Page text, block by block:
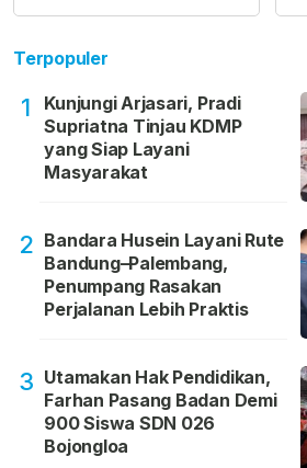
Terpopuler
1
Kunjungi Arjasari, Pradi
Supriatna Tinjau KDMP
yang Siap Layani
Masyarakat
2 Bandara Husein Layani Rute
Bandung–Palembang,
Penumpang Rasakan
Perjalanan Lebih Praktis
3 Utamakan Hak Pendidikan,
Farhan Pasang Badan Demi
900 Siswa SDN 026
Bojongloa